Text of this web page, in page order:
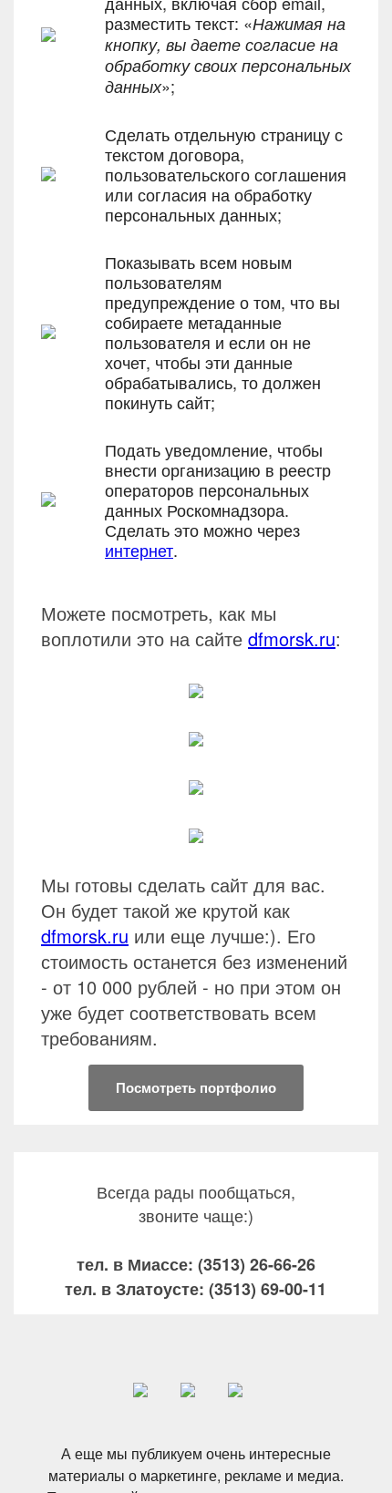
разместить текст: «Нажимая на
кнопку, вы даете согласие на
обработку своих персональных
данных»;
Сделать отдельную страницу с
текстом договора,
пользовательского соглашения
или согласия на обработку
персональных данных;
Показывать всем новым
пользователям
предупреждение о том, что вы
собираете метаданные
пользователя и если он не
хочет, чтобы эти данные
обрабатывались, то должен
покинуть сайт;
Подать уведомление, чтобы
внести организацию в реестр
операторов персональных
данных Роскомнадзора.
Сделать это можно через
интернет.
Можете посмотреть, как мы
воплотили это на сайте dfmorsk.ru:
Мы готовы сделать сайт для вас.
Он будет такой же крутой как
dfmorsk.ru или еще лучше:). Его
стоимость останется без изменений
- от 10 000 рублей - но при этом он
уже будет соответствовать всем
требованиям.
Посмотреть портфолио
Всегда рады пообщаться,
звоните чаще:)
тел. в Миассе: (3513) 26-66-26
тел. в Златоусте: (3513) 69-00-11
А еще мы публикуем очень интересные
материалы о маркетинге, рекламе и медиа.